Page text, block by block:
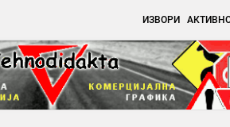
ИЗВОРИ